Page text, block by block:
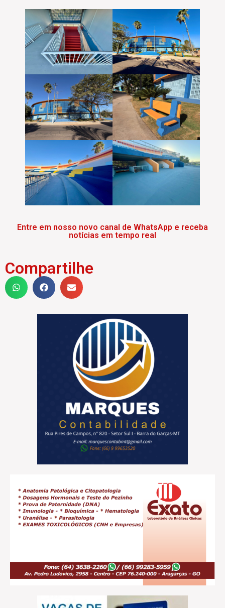
Entre em nosso novo canal de WhatsApp e receba
notícias em tempo real
Compartilhe